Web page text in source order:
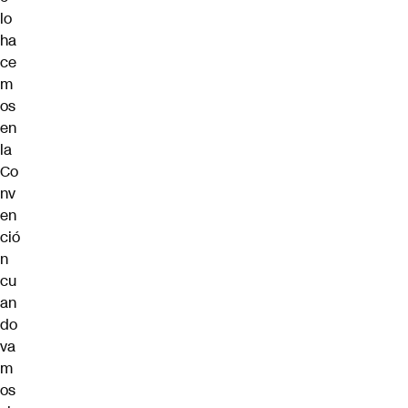
lo
ha
ce
m
os
en
la
Co
nv
en
ció
n
cu
an
do
va
m
os